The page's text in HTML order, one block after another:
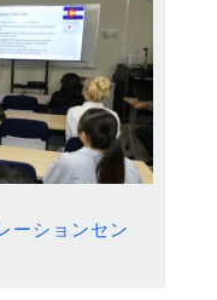
ーションセン